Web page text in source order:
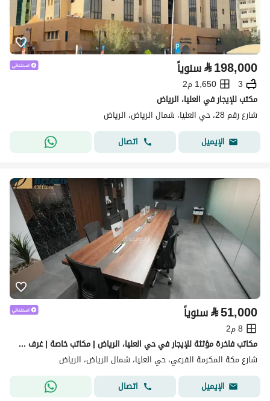
⃁198,000 سنوياً
3
1,650 م2
مكتب للإيجار في العليا، الرياض
شارع رقم 28، حي العليا، شمال الرياض، الرياض
الإيميل
اتصال
⃁51,000 سنوياً
8 م2
مكاتب فاخرة مؤثثة للإيجار في حي العليا، الرياض | مكاتب خاصة | غرف اجتماعات | موقع أعمال استراتيجي A14
شارع مكة المكرمة الفرعي، حي العليا، شمال الرياض، الرياض
الإيميل
اتصال